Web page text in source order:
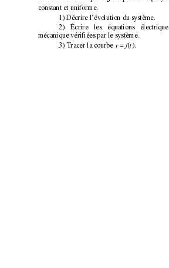
constant et uniforme.
1) Décrire l’évolution du système.
2)
Écrire les équations électrique
mécanique vérifiées par le système.
3) Tracer la courbe v = f(t).